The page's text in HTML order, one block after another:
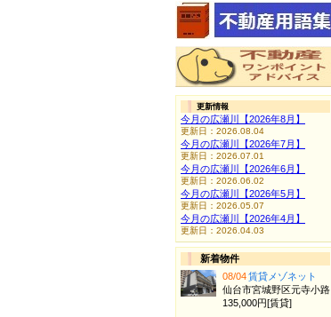
更新情報
今月の広瀬川【2026年8月】
更新日：2026.08.04
今月の広瀬川【2026年7月】
更新日：2026.07.01
今月の広瀬川【2026年6月】
更新日：2026.06.02
今月の広瀬川【2026年5月】
更新日：2026.05.07
今月の広瀬川【2026年4月】
更新日：2026.04.03
新着物件
08/04賃貸メゾネット
仙台市宮城野区元寺小路
135,000円[賃貸]